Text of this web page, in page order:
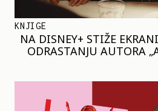
KNJIGE
NA DISNEY+ STIŽE
ODRASTANJU AUTORA